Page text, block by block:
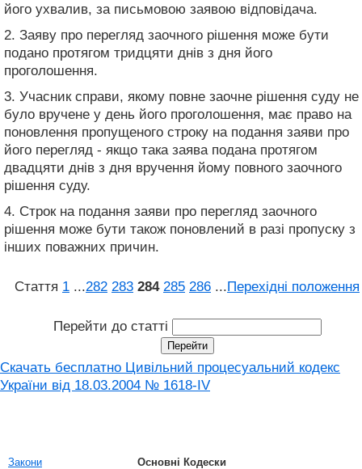
його ухвалив, за письмовою заявою відповідача.
2. Заяву про перегляд заочного рішення може бути
подано протягом тридцяти днів з дня його
проголошення.
3. Учасник справи, якому повне заочне рішення суду не
було вручене у день його проголошення, має право на
поновлення пропущеного строку на подання заяви про
його перегляд - якщо така заява подана протягом
двадцяти днів з дня вручення йому повного заочного
рішення суду.
4. Строк на подання заяви про перегляд заочного
рішення може бути також поновлений в разі пропуску з
інших поважних причин.
Стаття 1 ...282 283 284 285 286 ...Перехідні положення
Перейти до статті
Скачать бесплатно Цивільний процесуальний кодекс
України від 18.03.2004 № 1618-IV
Закони
Основні Кодески